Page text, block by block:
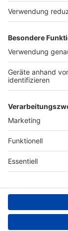
Werben
Archiv
ANTENNE
Stiftung
hilft
Grounding Page
BAYERN
einstellungen
Persönliche